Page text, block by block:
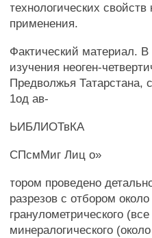
технологических
применения.
Фактический материал.
изучения неоген-
Предволжья Татарстана,
1од ав-
ЬИБЛИОТвКА
СПсмМиг Лиц о»
тором проведено
разрезов с отбором
гранулометрического
минералогического